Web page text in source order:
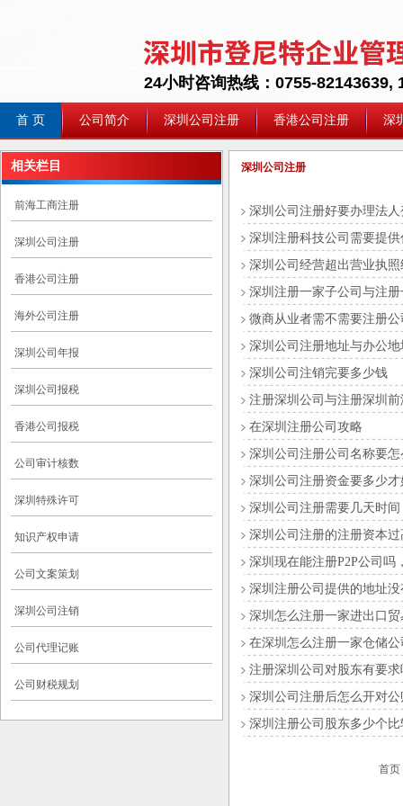
24小时咨询热线：0755-82143639,
首 页 公司简介 深圳公司注册 香港公司注册 深
相关栏目
前海工商注册
深圳公司注册
香港公司注册
海外公司注册
深圳公司年报
深圳公司报税
香港公司报税
公司审计核数
深圳特殊许可
知识产权申请
公司文案策划
深圳公司注销
公司代理记账
公司财税规划
深圳公司注册
深圳公司注册好要办理法人
深圳注册科技公司需要提
深圳公司经营超出营业执
深圳注册一家子公司与注
微商从业者需不需要注册公
深圳公司注册地址与办公
深圳公司注销完要多少钱
注册深圳公司与注册深圳
在深圳注册公司攻略
深圳公司注册公司名称要
深圳公司注册资金要多少才
深圳公司注册需要几天时间
深圳公司注册的注册资本
深圳现在能注册P2P公司吗
深圳注册公司提供的地址
深圳怎么注册一家进出口
在深圳怎么注册一家仓储公
注册深圳公司对股东有要求
深圳公司注册后怎么开对公
深圳注册公司股东多少个
首页